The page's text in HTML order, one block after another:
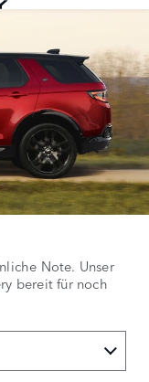
Note. Unser
bereit für noch